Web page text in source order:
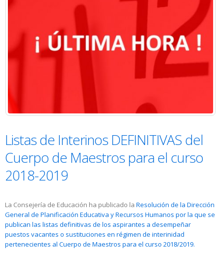
Listas de Interinos DEFINITIVAS del
Cuerpo de Maestros para el curso
2018-2019
La Consejería de Educación ha publicado la Resolución de la Dirección
General de Planificación Educativa y Recursos Humanos por la que se
publican las listas definitivas de los aspirantes a desempeñar
puestos vacantes o sustituciones en régimen de interinidad
pertenecientes al Cuerpo de Maestros para el curso 2018/2019.